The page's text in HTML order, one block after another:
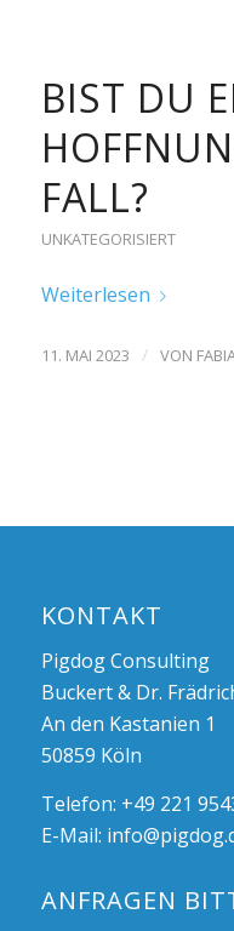
BIST DU
FALL?
UNKATEGORISIERT
Weiterlesen
11. MAI 2023 / VON
KONTAKT
Pigdog Consulting
Buckert & Dr.
An den Kastanien 1
50859 Köln
Telefon: +49 221
E-Mail:
ANFRAGEN